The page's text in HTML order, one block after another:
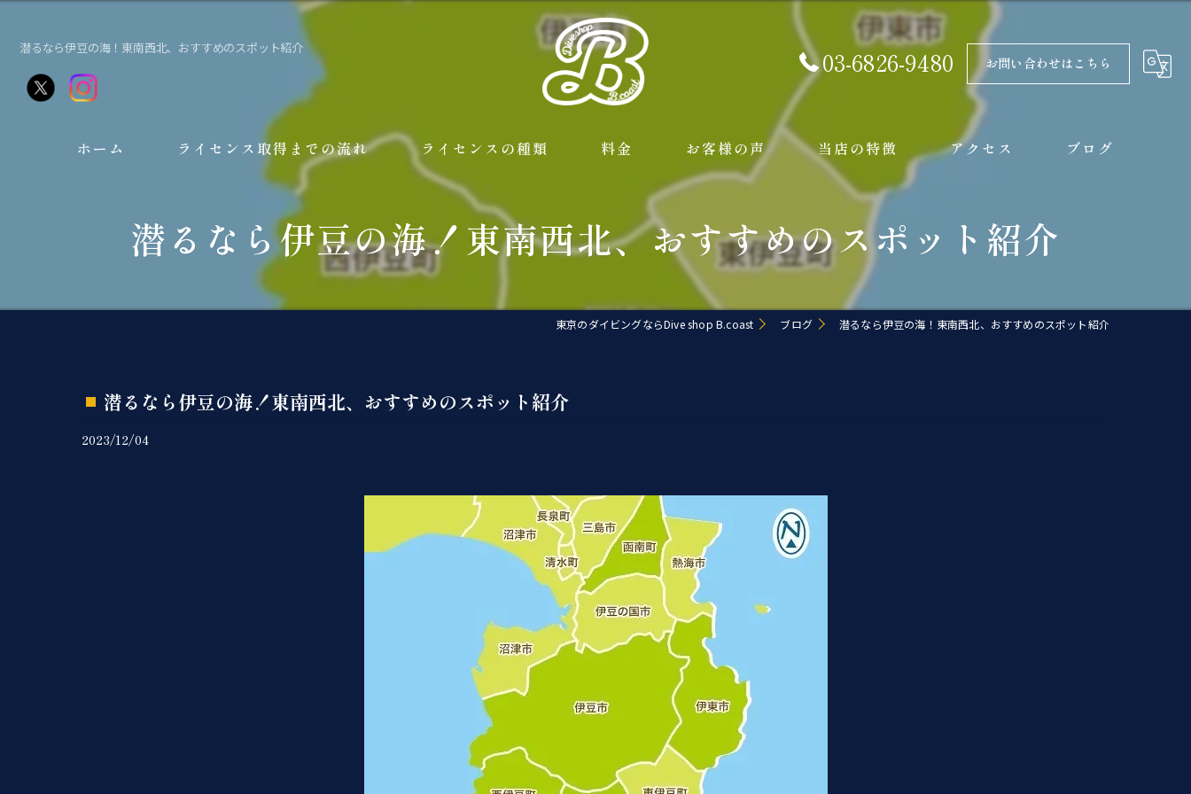
潜るなら伊豆の海！東南西北、おすすめのスポット紹介 03-6826-9480 お問い合わせはこちら
ホーム ライセンス取得までの流れ ライセンスの種類 料金 お客様の声 当店の特徴
体験
初心者
スキューバ
アクセス ブログ
潜るなら伊豆の海！東南西北、おすすめのスポット紹介
東京のダイビングならDive shop B.coast ブログ 潜るなら伊豆の海！東南西北、おすすめのスポット紹介
潜るなら伊豆の海！東南西北、おすすめのスポット紹介
2023/12/04